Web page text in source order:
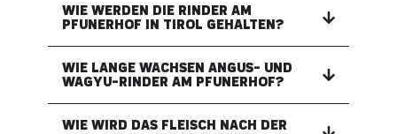
WIE WERDEN DIE RINDER AM
PFUNERHOF IN TIROL GEHALTEN?
WIE LANGE WACHSEN ANGUS- UND
WAGYU-RINDER AM PFUNERHOF?
WIE WIRD DAS FLEISCH NACH DER